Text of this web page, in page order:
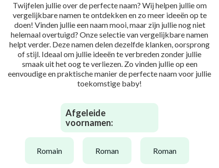
Twijfelen jullie over de perfecte naam? Wij helpen jullie om
vergelijkbare namen te ontdekken en zo meer ideeën op te
doen! Vinden jullie een naam mooi, maar zijn jullie nog niet
helemaal overtuigd? Onze selectie van vergelijkbare namen
helpt verder. Deze namen delen dezelfde klanken, oorsprong
of stijl. Ideaal om jullie ideeën te verbreden zonder jullie
smaak uit het oog te verliezen. Zo vinden jullie op een
eenvoudige en praktische manier de perfecte naam voor jullie
toekomstige baby!
Afgeleide
voornamen:
romain roman roman